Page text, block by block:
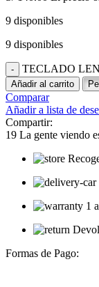
9 disponibles
9 disponibles
TECLADO
Añadir al carrito
Comparar
Añadir a lista de
Compartir:
19 La gente viendo
1
Formas de Pago: